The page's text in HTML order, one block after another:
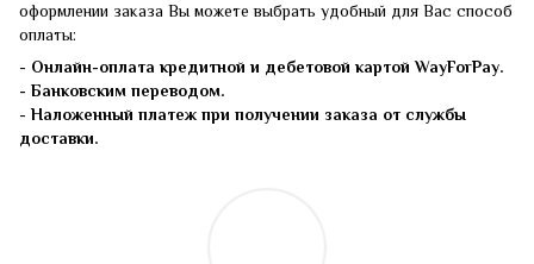
оформлении заказа Вы можете выбрать удобный для Вас способ
оплаты:
- Онлайн-оплата кредитной и дебетовой картой WayForPay.
- Банковским переводом.
-Наложенный платеж при получении заказа от службы
доставки.